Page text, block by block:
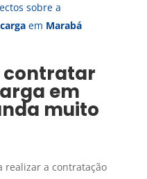
sobre a
em Marabá
contratar
em
muito
realizar a contratação